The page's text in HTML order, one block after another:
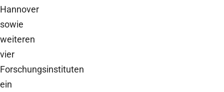
Hannover
sowie
weiteren
vier
Forschungsinstituten
ein